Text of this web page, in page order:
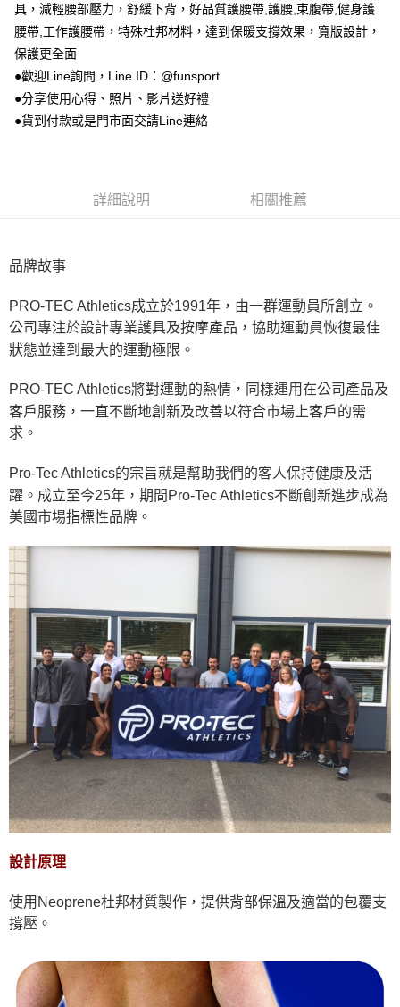
便利好安心！
１．簡單：不需註冊會員、不需綁卡、不需儲值。
２．便利：只要手機號碼，簡訊認證，即可結帳。
３．安心：先確認商品／服務後，再付款。
１．於結帳方式選擇「AFTEE先享後付」後，將跳轉至「AFTEE先享後付」
結帳頁面，進行簡訊認證並確認金額後，即可完成結帳。
購買商品的店家。未經商家同意取消之訂單仍視為有效，需透過AFTEE先享
客戶支援中心」
１．透過由恩沛科技股份有限公司提供之「AFTEE先享後付」服務完成之交
易，需依本服務之必要範圍內提供個人資料，並將交易相關給付款項請求債
權轉讓予恩沛科技股份有限公司。
３．未成年的使用者請事先徵得法定代理人或監護人之同意方可使用
「AFTEE先享後付」，若未經同意申辦者引起之損失，本公司不負相關責
任。
４．使用「AFTEE先享後付」時，將依據個別帳號之用戶狀況，依本公司即
請求用戶進行身份認證。
５．嚴禁一人註冊多個帳號或使用他人資訊註冊。若發現惡意使用之情形，
恩沛科技股份有限公司將有權停止該用戶之使用額度並採取法律行動。
運送方式
宅配
每筆NT$100，滿NT$999(含以上)免運費
離島宅配(郵局)
具，減輕腰部壓力，舒緩下背，好品質護腰帶,護腰,束腹帶,健身護
腰帶,工作護腰帶，特殊杜邦材料，達到保暖支撐效果，寬版設計，
保護更全面
●歡迎Line詢問，Line ID：@funsport
●分享使用心得、照片、影片送好禮
●貨到付款或是門市面交請Line連絡
詳細說明 相關推薦
品牌故事
PRO-TEC Athletics成立於1991年，由一群運動員所創立。
公司專注於設計專業護具及按摩產品，協助運動員恢復最佳
狀態並達到最大的運動極限。
PRO-TEC Athletics將對運動的熱情，同樣運用在公司產品及
客戶服務，一直不斷地創新及改善以符合市場上客戶的需
求。
Pro-Tec Athletics的宗旨就是幫助我們的客人保持健康及活
躍。成立至今25年，期間Pro-Tec Athletics不斷創新進步成為
美國市場指標性品牌。
設計原理
使用Neoprene杜邦材質製作，提供背部保溫及適當的包覆支
撐壓。